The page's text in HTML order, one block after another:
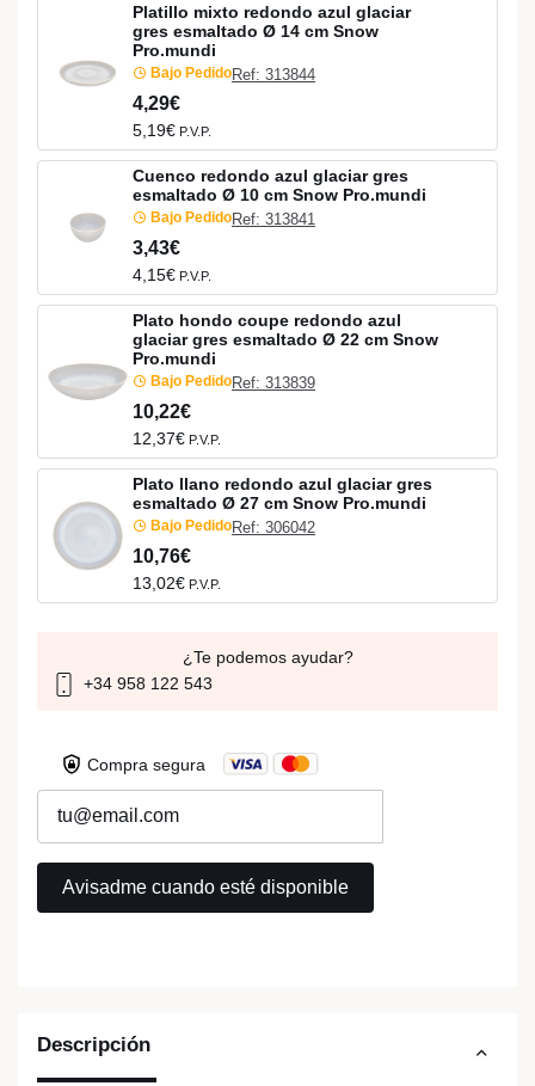
Descripción
Platillo mixto redondo azul glaciar
gres esmaltado Ø 14 cm Snow
Pro.mundi
Bajo PedidoRef: 313844
4,29€
5,19€ P.V.P.
Cuenco redondo azul glaciar gres
esmaltado Ø 10 cm Snow Pro.mundi
Bajo PedidoRef: 313841
3,43€
4,15€ P.V.P.
Plato hondo coupe redondo azul
glaciar gres esmaltado Ø 22 cm Snow
Pro.mundi
Bajo PedidoRef: 313839
10,22€
12,37€ P.V.P.
Plato llano redondo azul glaciar gres
esmaltado Ø 27 cm Snow Pro.mundi
Bajo PedidoRef: 306042
10,76€
13,02€ P.V.P.
¿Te podemos ayudar?
+34 958 122 543
Compra segura